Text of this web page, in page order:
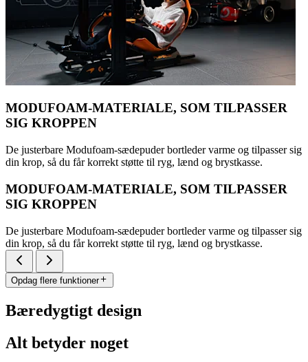
MODUFOAM-MATERIALE, SOM TILPASSER
SIG KROPPEN
De justerbare Modufoam-sædepuder bortleder varme og tilpasser sig
din krop, så du får korrekt støtte til ryg, lænd og brystkasse.
MODUFOAM-MATERIALE, SOM TILPASSER
SIG KROPPEN
De justerbare Modufoam-sædepuder bortleder varme og tilpasser sig
din krop, så du får korrekt støtte til ryg, lænd og brystkasse.
Opdag flere funktioner
Bæredygtigt design
Alt betyder noget